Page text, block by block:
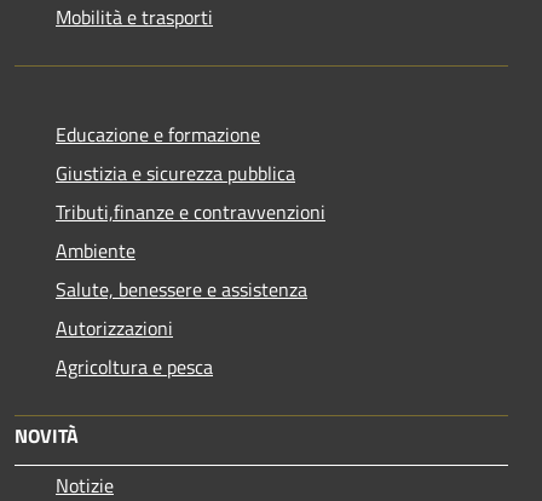
Mobilità e trasporti
Educazione e formazione
Giustizia e sicurezza pubblica
Tributi,finanze e contravvenzioni
Ambiente
Salute, benessere e assistenza
Autorizzazioni
Agricoltura e pesca
NOVITÀ
Notizie